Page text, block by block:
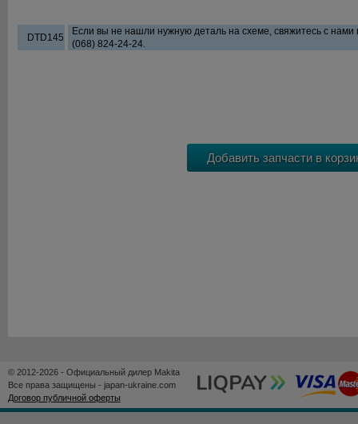
DTD145
Если вы не нашли нужную деталь на схеме, свяжитесь с
(068) 824-24-24.
© 2012-2026 - Официальный дилер Makita
Все права защищены - japan-ukraine.com
Договор публичной оферты